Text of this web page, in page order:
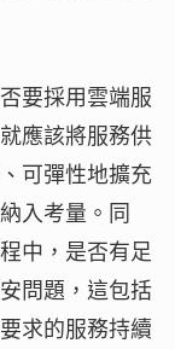
要採用雲端服
應該將服務供
可彈性地擴充
入考量。同
中，是否有足
問題，這包括
求的服務持續